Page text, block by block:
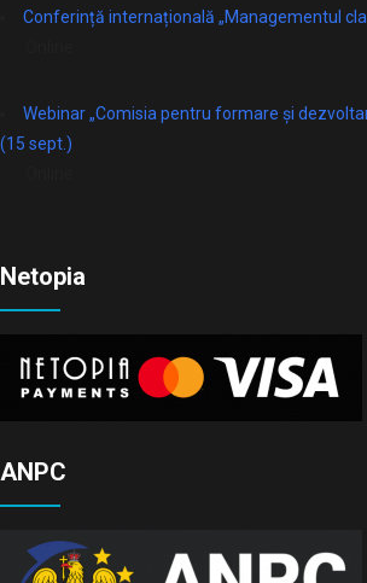
Conferință internațională „Managementul
Webinar „Comisia pentru formare și
(15 sept.)
Netopia
ANPC